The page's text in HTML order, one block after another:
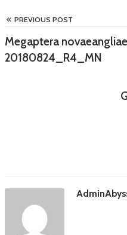
PREVIOUS POST
Megaptera
20180824_R4_MN